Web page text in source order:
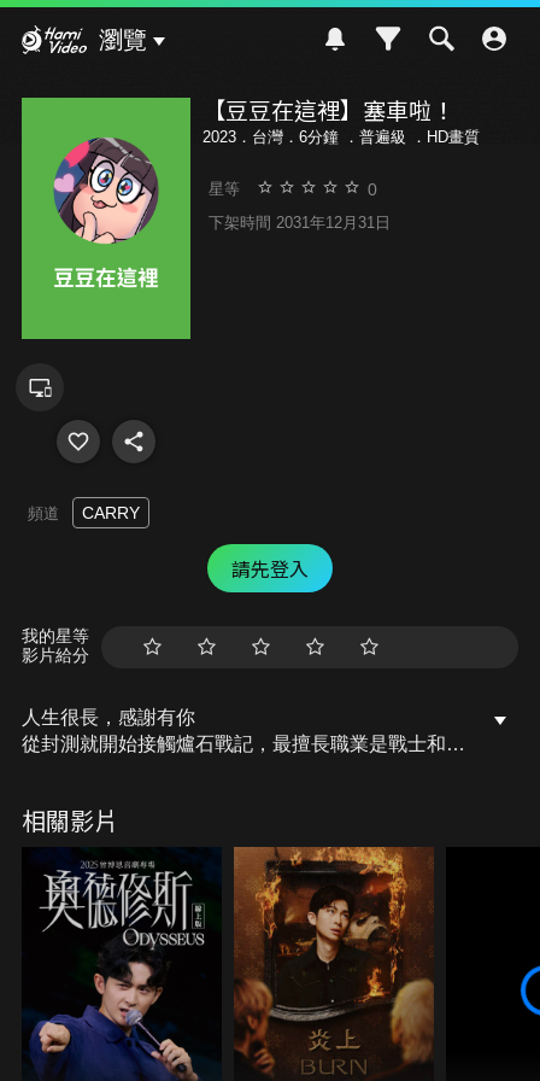
瀏覽
【豆豆在這裡】塞車啦！
2023．台灣．6分鐘 ． 普遍級 ．HD畫質
星等 0
下架時間 2031年12月31日
頻道 CARRY
請先登入
我的星等
影片給分
人生很長，感謝有你
從封測就開始接觸爐石戰記，最擅長職業是戰士和牧
醒吧， 趁此良機，莫再猶豫，恭請蛇界至尊雙飛寶
典！ OSkomodo 還不一起加入蛇教跟著教主一起前
進!
相關影片